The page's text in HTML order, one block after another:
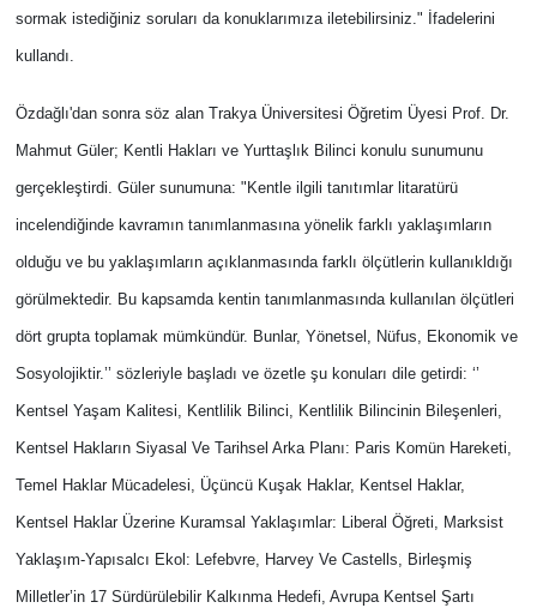
sormak istediğiniz soruları da konuklarımıza iletebilirsiniz." İfadelerini
kullandı.
Özdağlı'dan sonra söz alan Trakya Üniversitesi Öğretim Üyesi Prof. Dr.
Mahmut Güler; Kentli Hakları ve Yurttaşlık Bilinci konulu sunumunu
gerçekleştirdi. Güler sunumuna: "Kentle ilgili tanıtımlar litaratürü
incelendiğinde kavramın tanımlanmasına yönelik farklı yaklaşımların
olduğu ve bu yaklaşımların açıklanmasında farklı ölçütlerin kullanıkldığı
görülmektedir. Bu kapsamda kentin tanımlanmasında kullanılan ölçütleri
dört grupta toplamak mümkündür. Bunlar, Yönetsel, Nüfus, Ekonomik ve
Sosyolojiktir.’’ sözleriyle başladı ve özetle şu konuları dile getirdi: ‘’
Kentsel Yaşam Kalitesi, Kentlilik Bilinci, Kentlilik Bilincinin Bileşenleri,
Kentsel Hakların Siyasal Ve Tarihsel Arka Planı: Paris Komün Hareketi,
Temel Haklar Mücadelesi, Üçüncü Kuşak Haklar, Kentsel Haklar,
Kentsel Haklar Üzerine Kuramsal Yaklaşımlar: Liberal Öğreti, Marksist
Yaklaşım-Yapısalcı Ekol: Lefebvre, Harvey Ve Castells, Birleşmiş
Milletler’in 17 Sürdürülebilir Kalkınma Hedefi, Avrupa Kentsel Şartı